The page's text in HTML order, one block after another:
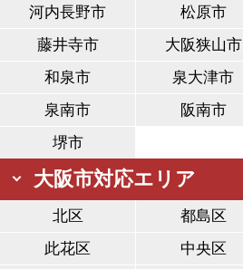
河内長野市
松原市
藤井寺市
大阪狭山市
和泉市
泉大津市
泉南市
阪南市
堺市
大阪市対応エリア
北区 都島区
此花区
中央区